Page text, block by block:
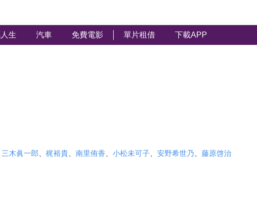
生 汽車 免費電影 單片租借 下載APP
三木眞一郎 梶裕貴、 南里侑香 小松未可子、 安野希世乃
藤原啓治